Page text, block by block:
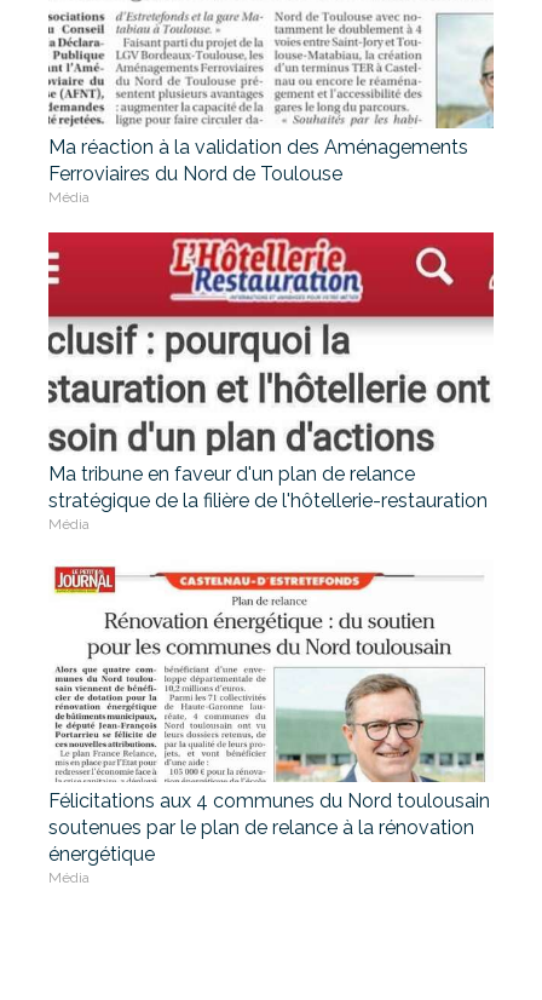
Ma réaction à la validation des Aménagements
Ferroviaires du Nord de Toulouse
Média
Ma tribune en faveur d'un plan de relance
stratégique de la filière de l'hôtellerie-restauration
Média
Félicitations aux 4 communes du Nord toulousain
soutenues par le plan de relance à la rénovation
énergétique
Média